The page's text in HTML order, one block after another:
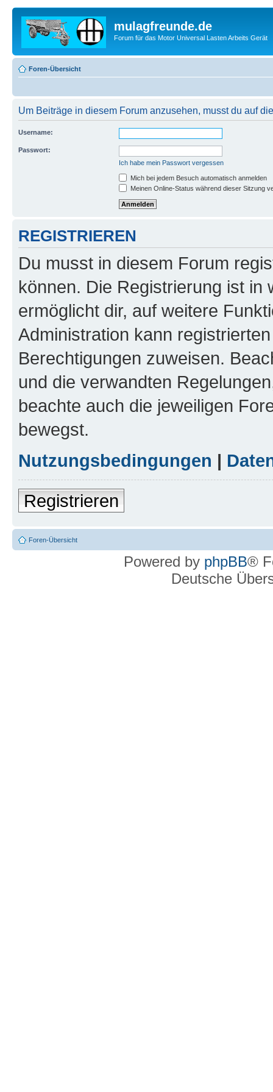
mulagfreunde.de
Forum für das Motor Universal Lasten Arbeits Gerät
Foren-Übersicht
Um Beiträge in diesem Forum anzusehen, musst du auf
Username:
Passwort:
Ich habe mein Passwort vergessen
Mich bei jedem Besuch automatisch anmelden
Meinen Online-Status während dieser Sitzung
REGISTRIEREN
Du musst in diesem Forum
können. Die Registrierung ist in
ermöglicht dir, auf weitere
Administration kann
Berechtigungen zuweisen.
und die verwandten
beachte auch die jeweiligen
bewegst.
Nutzungsbedingungen |
Registrieren
Foren-Übersicht
Powered by phpBB®
Deutsche